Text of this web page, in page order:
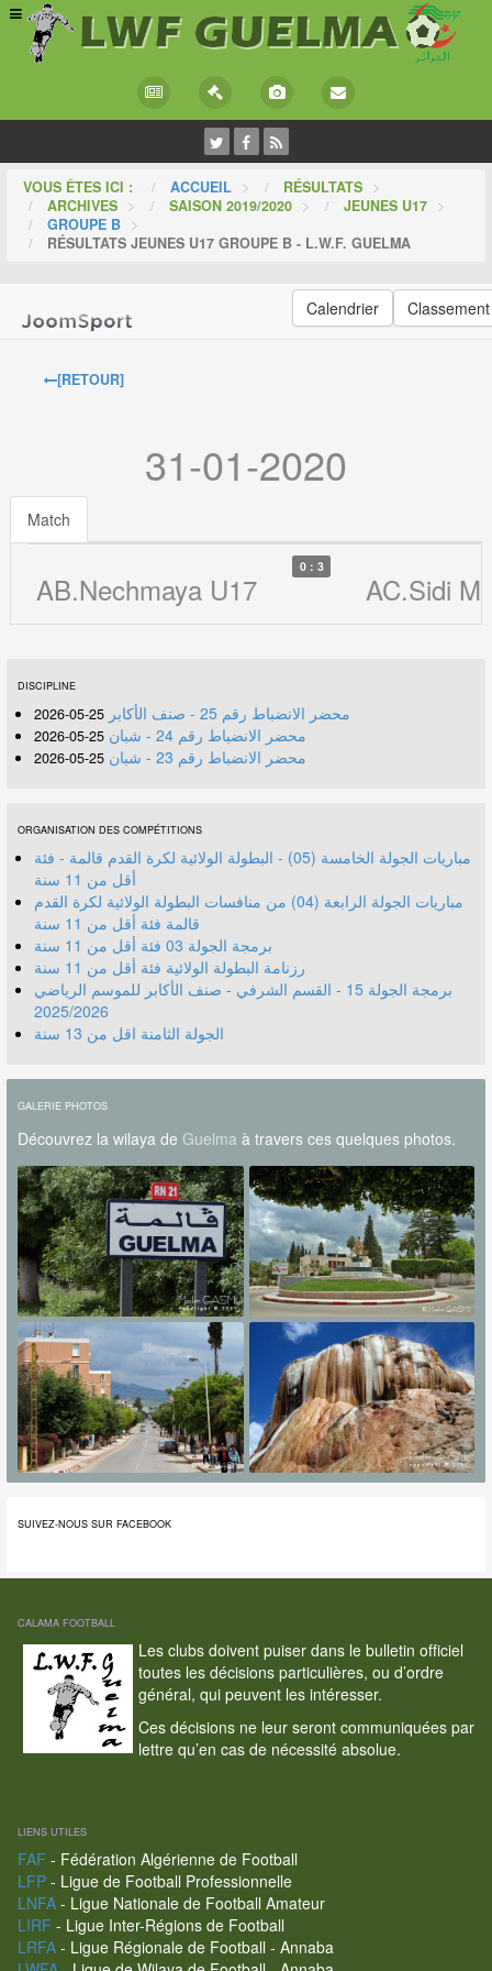
VOUS ÊTES ICI : ACCUEIL > RÉSULTATS >
ARCHIVES > SAISON 2019/2020 > JEUNES U17 >
GROUPE B >
RÉSULTATS JEUNES U17 GROUPE B - L.W.F. GUELMA
Calendrier Classement
[RETOUR]
31-01-2020
Match
AB.Nechmaya U17
0 : 3
AC.Sidi
DISCIPLINE
محضر الانضباط رقم 25 - صنف الأكابر 25-05-2026
محضر الانضباط رقم 24 - شبان 25-05-2026
محضر الانضباط رقم 23 - شبان 25-05-2026
ORGANISATION DES COMPÉTITIONS
مباريات الجولة الخامسة (05) - البطولة الولائية لكرة القدم قالمة - فئة
أقل من 11 سنة
مباريات الجولة الرابعة (04) من منافسات البطولة الولائية لكرة القدم
قالمة فئة أقل من 11 سنة
برمجة الجولة 03 فئة أقل من 11 سنة
رزنامة البطولة الولائية فئة أقل من 11 سنة
برمجة الجولة 15 - القسم الشرفي - صنف الأكابر للموسم الرياضي
2025/2026
الجولة الثامنة اقل من 13 سنة
GALERIE PHOTOS
Découvrez la wilaya de Guelma à travers ces quelques photos.
SUIVEZ-NOUS SUR FACEBOOK
CALAMA FOOTBALL
Les clubs doivent puiser dans le bulletin officiel
toutes les décisions particulières, ou d’ordre
général, qui peuvent les intéresser.
Ces décisions ne leur seront communiquées par
lettre qu’en cas de nécessité absolue.
LIENS UTILES
FAF - Fédération Algérienne de Football
LFP- Ligue de Football Professionnelle
LNFA- Ligue Nationale de Football Amateur
LIRF - Ligue Inter-Régions de Football
LRFA- Ligue Régionale de Football - Annaba